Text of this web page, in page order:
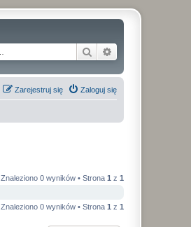
Szukaj
Zaloguj się
Zarejestruj się
Znaleziono 0 wyników • Strona 1 z 1
Znaleziono 0 wyników • Strona 1 z 1